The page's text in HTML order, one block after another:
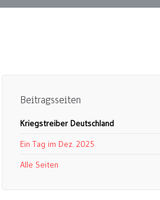
Beitragsseiten
Kriegstreiber Deutschland
Ein Tag im Dez. 2025
Alle Seiten